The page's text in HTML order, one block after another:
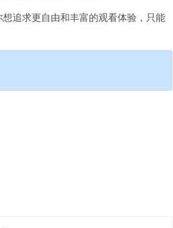
追求更自由和丰富的观看体验，只能